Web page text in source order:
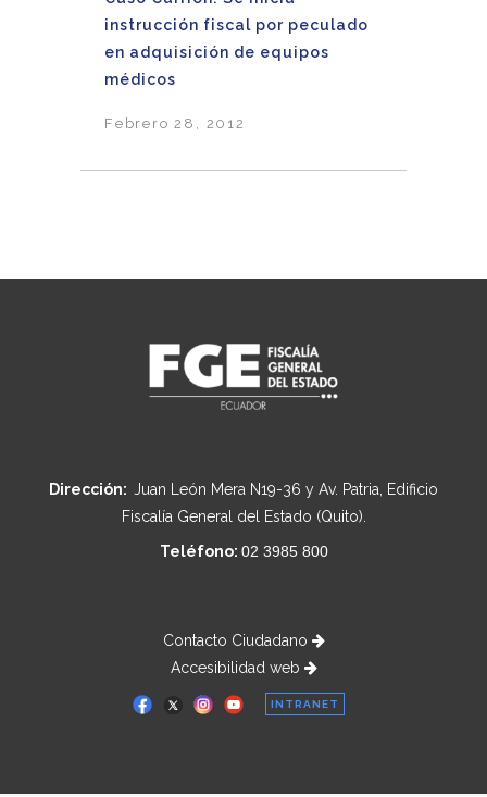
instrucción fiscal por peculado
en adquisición de equipos
médicos
Febrero 28, 2012
Dirección: Juan León Mera N19-36 y Av. Patria, Edificio
Fiscalía General del Estado (Quito).
Teléfono: 02 3985 800
Contacto Ciudadano
Accesibilidad web
INTRANET